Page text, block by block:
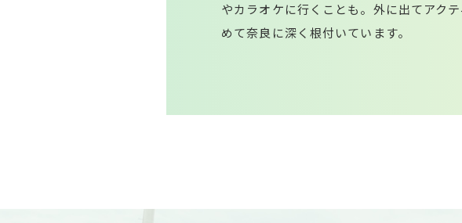
やカラオケに行くことも。外に出てアク
めて奈良に深く根付いています。